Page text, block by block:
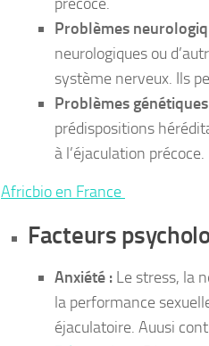
Problèmes
neurologiques ou
système nerveux. Ils
Problèmes
prédispositions
à l’éjaculation précoce.
Africbio en France
Facteurs
Anxiété : Le stress, la
la performance
éjaculatoire. Auusi